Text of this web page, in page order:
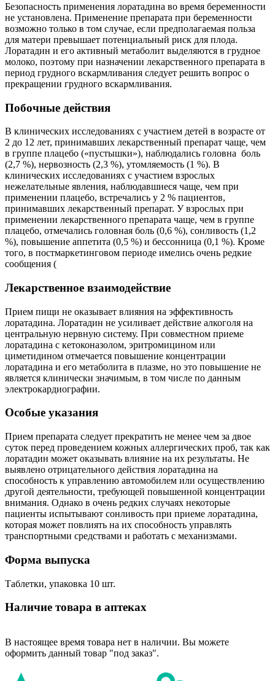
Безопасность применения лоратадина во время беременности
не установлена. Применение препарата при беременности
возможно только в том случае, если предполагаемая польза
для матери превышает потенциальный риск для плода.
Лоратадин и его активный метаболит выделяются в грудное
молоко, поэтому при назначении лекарственного препарата в
период грудного вскармливания следует решить вопрос о
прекращении грудного вскармливания.
Побочные действия
В клинических исследованиях с участием детей в возрасте от
2 до 12 лет, принимавших лекарственный препарат чаще, чем
в группе плацебо («пустышки»), наблюдались головна боль
(2,7 %), нервозность (2,3 %), утомляемость (1 %). В
клинических исследованиях с участием взрослых
нежелательные явления, наблюдавшиеся чаще, чем при
применении плацебо, встречались у 2 % пациентов,
принимавших лекарственный препарат. У взрослых при
применении лекарственного препарата чаще, чем в группе
плацебо, отмечались головная боль (0,6 %), сонливость (1,2
%), повышение аппетита (0,5 %) и бессонница (0,1 %). Кроме
того, в постмаркетинговом периоде имелись очень редкие
сообщения (
Лекарственное взаимодействие
Прием пищи не оказывает влияния на эффективность
лоратадина. Лоратадин не усиливает действие алкоголя на
центральную нервную систему. При совместном приеме
лоратадина с кетоконазолом, эритромицином или
циметидином отмечается повышение концентрации
лоратадина и его метаболита в плазме, но это повышение не
является клинически значимым, в том числе по данным
электрокардиографии.
Особые указания
Прием препарата следует прекратить не менее чем за двое
суток перед проведением кожных аллергических проб, так как
лоратадин может оказывать влияние на их результаты. Не
выявлено отрицательного действия лоратадина на
способность к управлению автомобилем или осуществлению
другой деятельности, требующей повышенной концентрации
внимания. Однако в очень редких случаях некоторые
пациенты испытывают сонливость при приеме лоратадина,
которая может повлиять на их способность управлять
транспортными средствами и работать с механизмами.
Форма выпуска
Таблетки, упаковка 10 шт.
Наличие товара в аптеках
В настоящее время товара нет в наличии. Вы можете
оформить данный товар "под заказ".